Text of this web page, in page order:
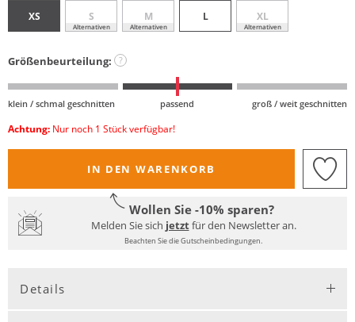
XS S
Alternativen
M
Alternativen
L XL
Alternativen
Größenbeurteilung: ?
klein / schmal geschnitten passend groß / weit geschnitten
Achtung: Nur noch 1 Stück verfügbar!
IN DEN WARENKORB
Wollen Sie -10% sparen?
Melden Sie sich jetztfür den Newsletter an.
Beachten Sie die Gutscheinbedingungen.
Details